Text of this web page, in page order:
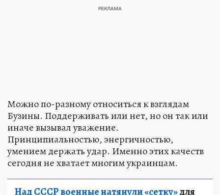
Можно по-разному относиться к взглядам
Бузины. Поддерживать или нет, но он так или
иначе вызывал уважение.
Принципиальностью, энергичностью,
умением держать удар. Именно этих качеств
сегодня не хватает многим украинцам.
Над СССР военные натянули «сетку»для